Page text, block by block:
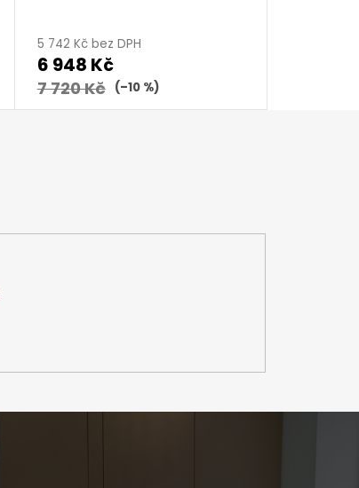
5 742 Kč bez DPH
6 948 Kč
7 720 Kč (–10 %)